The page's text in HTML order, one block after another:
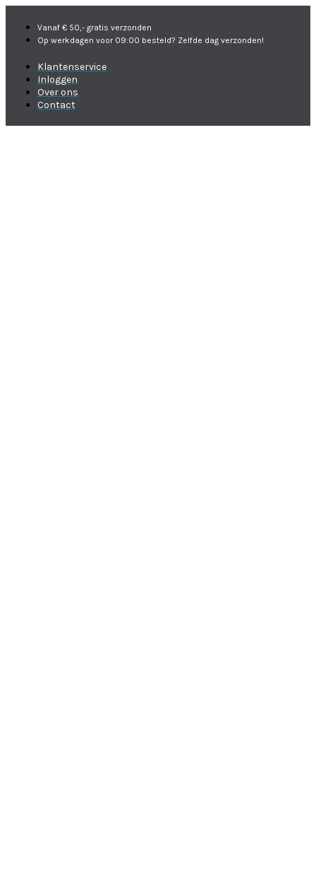
Vanaf € 50,- gratis verzonden
Op werkdagen voor 09:00 besteld? Zelfde dag verzonden!
Klantenservice
Inloggen
Over ons
Contact